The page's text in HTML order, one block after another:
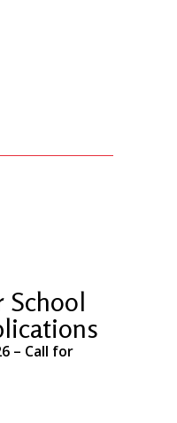
School
– Call for